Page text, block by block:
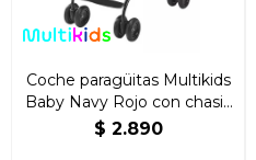
Coche paragüitas Multikids
Baby Navy Rojo con chasis
color negro
$ 2.890